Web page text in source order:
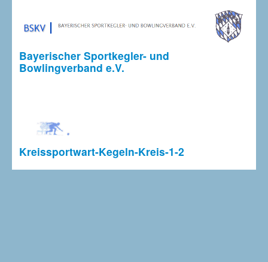
Bayerischer Sportkegler- und
Bowlingverband e.V.
Kreissportwart-Kegeln-Kreis-1-2